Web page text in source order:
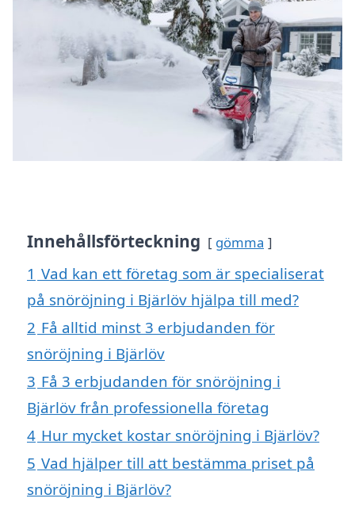
Innehållsförteckning gömma
1 Vad kan ett företag som är specialiserat
på snöröjning i Bjärlöv hjälpa till med?
2 Få alltid minst 3 erbjudanden för
snöröjning i Bjärlöv
3 Få 3 erbjudanden för snöröjning i
Bjärlöv från professionella företag
4 Hur mycket kostar snöröjning i Bjärlöv?
5 Vad hjälper till att bestämma priset på
snöröjning i Bjärlöv?